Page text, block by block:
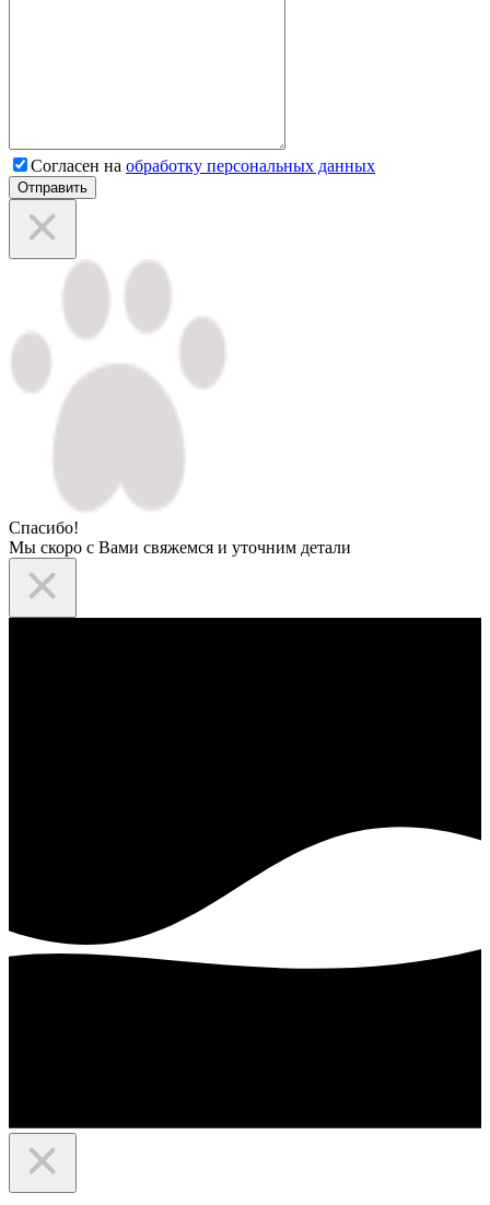
Согласен на обработку персональных данных
Отправить
Спасибо!
Мы скоро с Вами свяжемся и уточним детали